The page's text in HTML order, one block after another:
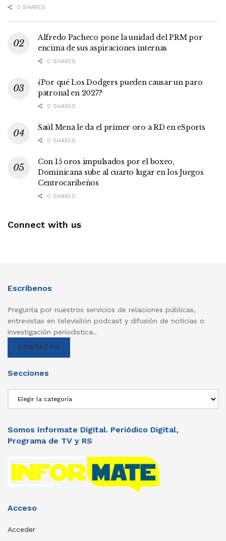
0 SHARES
Alfredo Pacheco pone la unidad del PRM por
encima de sus aspiraciones internas
0 SHARES
¿Por qué Los Dodgers pueden causar un paro
patronal en 2027?
0 SHARES
Saúl Mena le da el primer oro a RD en eSports
0 SHARES
Con 15 oros impulsados por el boxeo,
Dominicana sube al cuarto lugar en los Juegos
Centrocaribeños
0 SHARES
Connect with us
Escríbenos
Pregunta por nuestros servicios de relaciones públicas,
entrevistas en televisilón podcast y difusión de noticias o
investigación periodistica..
CONTACTO
Secciones
Somos Informate Digital. Periódico Digital,
Programa de TV y RS
Acceso
Acceder